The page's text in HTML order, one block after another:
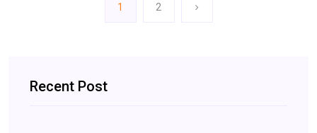
1 2
Recent Post